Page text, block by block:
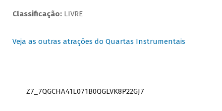
Classificação:LIVRE
Veja as outras atrações do Quartas Instrumentais
Z7_7QGCHA41L071B0QGLVK8P22GJ7